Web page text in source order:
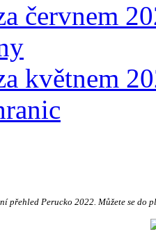
červnem
květnem
Perucko 2022. Můžete se do